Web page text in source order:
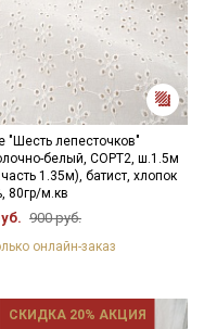
"Шесть лепесточков"
белый, СОРТ2, ш.1.5м
1.35м), батист, хлопок
80гр/м.кв
900 руб.
онлайн-заказ
СКИДКА 20% АКЦИЯ
30% на узкие
персональных